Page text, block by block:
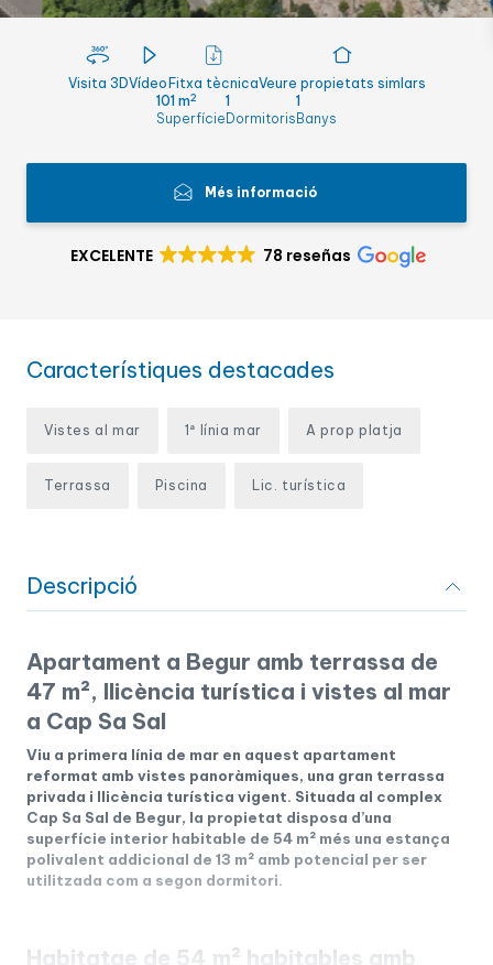
Visita 3DVídeo Fitxa tècnicaVeure propietats simlars
101 m2
Superfície
1
Dormitoris
1
Banys
Més informació
EXCELENTE 78 reseñas
Característiques destacades
Vistes al mar 1ª línia mar A prop platja
Terrassa Piscina Lic. turística
Descripció
Apartament a Begur amb terrassa de
47 m², llicència turística i vistes al mar
a Cap Sa Sal
Viu a primera línia de mar en aquest apartament
reformat amb vistes panoràmiques, una gran terrassa
privada i llicència turística vigent. Situada al complex
Cap Sa Sal de Begur, la propietat disposa d’una
superfície interior habitable de 54 m² més una estança
polivalent addicional de 13 m² amb potencial per ser
utilitzada com a segon dormitori.
Habitatge de 54 m² habitables amb